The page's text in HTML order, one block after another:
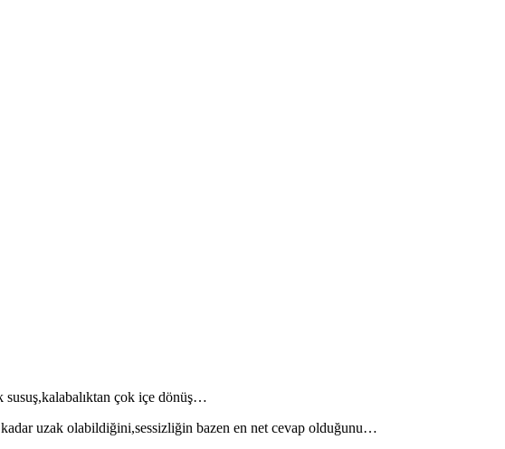
susuş,kalabalıktan çok içe dönüş…
kadar uzak olabildiğini,sessizliğin bazen en net cevap olduğunu…